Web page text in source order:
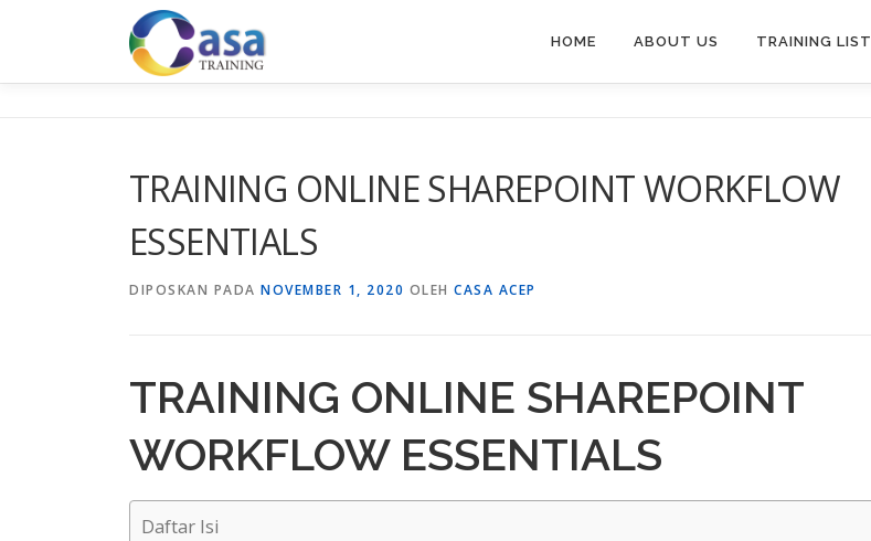
HOME ABOUT US TRAINING LIST
TRAINING ONLINE SHAREPOINT WORKFLOW
ESSENTIALS
DIPOSKAN PADA NOVEMBER 1, 2020 OLEH CASA ACEP
TRAINING ONLINE SHAREPOINT
WORKFLOW ESSENTIALS
Daftar Isi